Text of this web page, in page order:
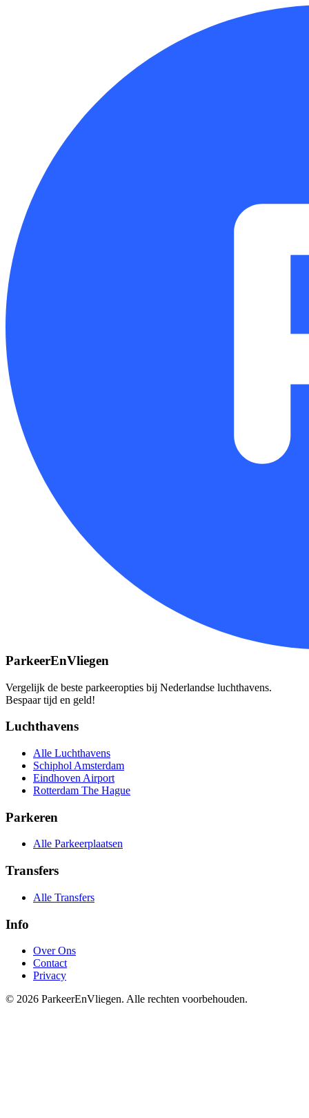
ParkeerEnVliegen
Vergelijk de beste parkeeropties bij Nederlandse luchthavens.
Bespaar tijd en geld!
Luchthavens
Alle Luchthavens
Schiphol Amsterdam
Eindhoven Airport
Rotterdam The Hague
Parkeren
Alle Parkeerplaatsen
Transfers
Alle Transfers
Info
Over Ons
Contact
Privacy
© 2026 ParkeerEnVliegen. Alle rechten voorbehouden.